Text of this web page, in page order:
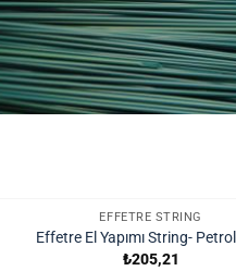
EFFETRE STRING
Effetre El Yapımı String-
₺205,21